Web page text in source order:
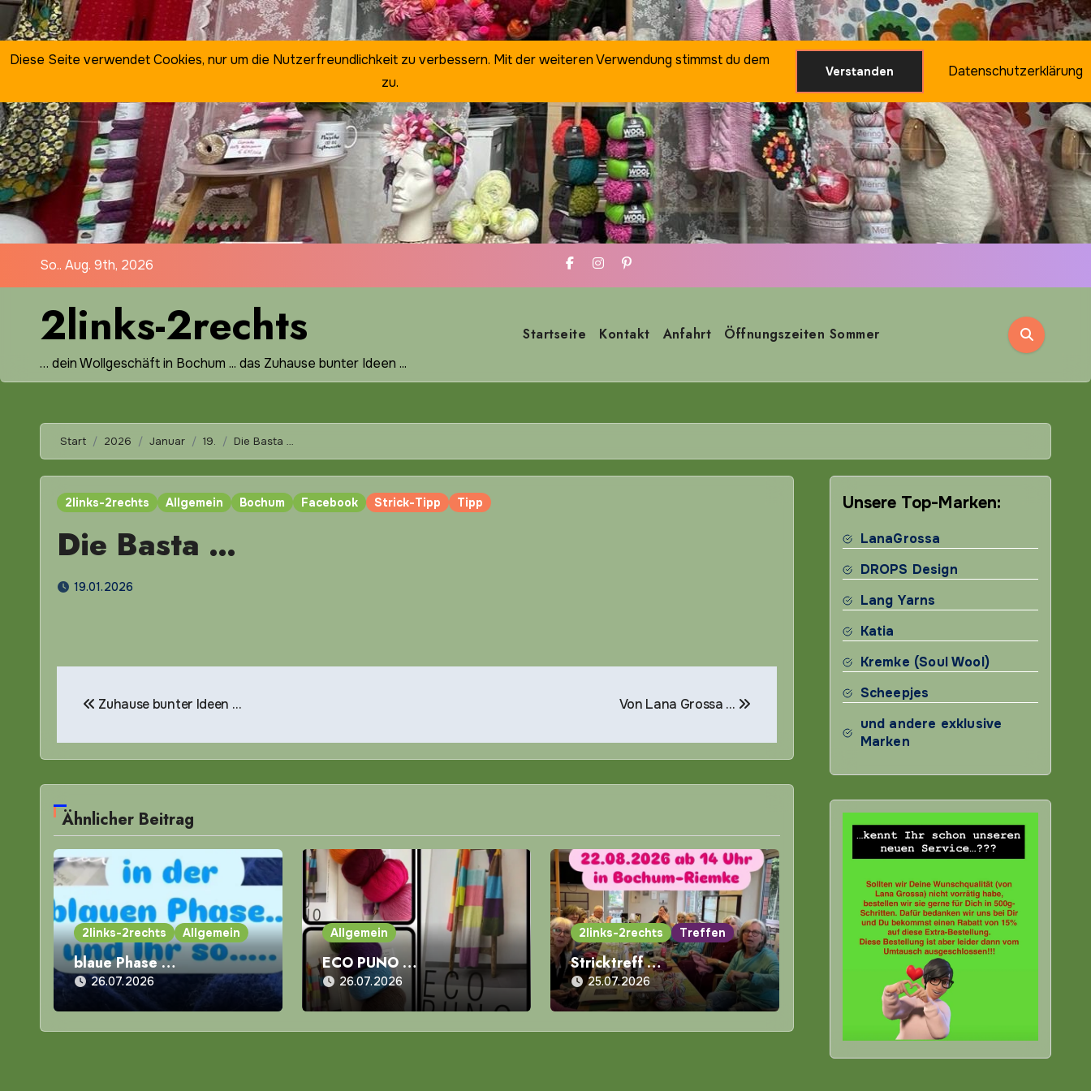
Zum
Inhalt
springen
So.. Aug. 9th, 2026
2links-2rechts
… dein Wollgeschäft in Bochum ... das Zuhause bunter Ideen ...
Startseite Kontakt Anfahrt Öffnungszeiten Sommer
Start 2026 Januar 19. Die Basta …
2links-2rechts Allgemein Bochum Facebook Strick-Tipp Tipp
Die Basta …
19.01.2026
Zuhause bunter Ideen … Von Lana Grossa …
Ähnlicher Beitrag
2links-2rechts Allgemein
blaue Phase …
26.07.2026
Allgemein
ECO PUNO …
26.07.2026
2links-2rechts Treffen
Stricktreff …
25.07.2026
Unsere Top-Marken:
LanaGrossa
DROPS Design
Lang Yarns
Katia
Kremke (Soul Wool)
Scheepjes
und andere exklusive
Marken
Diese Seite verwendet Cookies, nur um die Nutzerfreundlichkeit zu verbessern. Mit der weiteren Verwendung stimmst du dem
zu.
Verstanden Datenschutzerklärung